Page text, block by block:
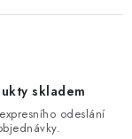
skladem
odeslání